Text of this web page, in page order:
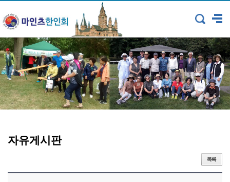
자유게시판